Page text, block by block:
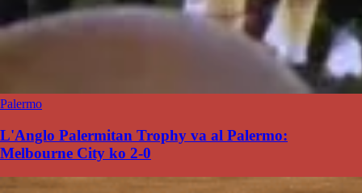
Palermo
L'Anglo Palermitan Trophy va al Palermo:
Melbourne City ko 2-0